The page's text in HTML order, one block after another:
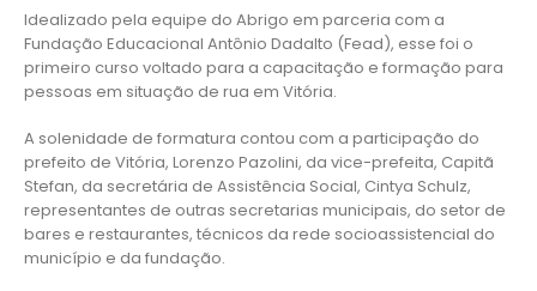
Idealizado pela equipe do Abrigo em parceria com a
Fundação Educacional Antônio Dadalto (Fead), esse foi o
primeiro curso voltado para a capacitação e formação para
pessoas em situação de rua em Vitória.
A solenidade de formatura contou com a participação do
prefeito de Vitória, Lorenzo Pazolini, da vice-prefeita, Capitã
Stefan, da secretária de Assistência Social, Cintya Schulz,
representantes de outras secretarias municipais, do setor de
bares e restaurantes, técnicos da rede socioassistencial do
município e da fundação.